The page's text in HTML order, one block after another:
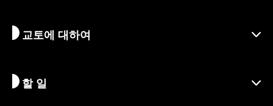
교토에 대하여
교토 알아보기
할 일